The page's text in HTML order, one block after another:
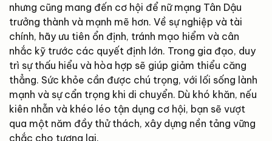
nhưng cũng mang đến cơ hội để nữ mạng Tân Dậu
trưởng thành và mạnh mẽ hơn. Về sự nghiệp và tài
chính, hãy ưu tiên ổn định, tránh mạo hiểm và cân
nhắc kỹ trước các quyết định lớn. Trong gia đạo, duy
trì sự thấu hiểu và hòa hợp sẽ giúp giảm thiểu căng
thẳng. Sức khỏe cần được chú trọng, với lối sống lành
mạnh và sự cẩn trọng khi di chuyển. Dù khó khăn, nếu
kiên nhẫn và khéo léo tận dụng cơ hội, bạn sẽ vượt
qua một năm đầy thử thách, xây dựng nền tảng vững
chắc cho tương lai.